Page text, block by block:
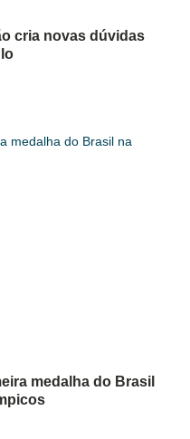
cria novas dúvidas
medalha do Brasil